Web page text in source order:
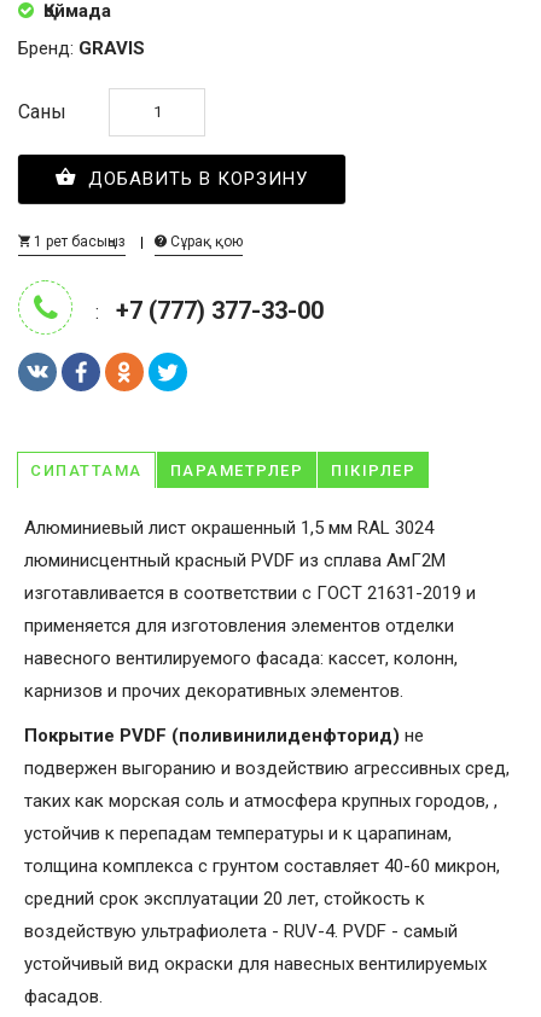
Қоймада
Бренд: GRAVIS
Саны
ДОБАВИТЬ В КОРЗИНУ
1 рет басыңыз Сұрақ қою
: +7 (777) 377-33-00
СИПАТТАМА ПАРАМЕТРЛЕР ПІКІРЛЕР
Алюминиевый лист окрашенный 1,5 мм RAL 3024
люминисцентный красный PVDF из сплава АмГ2М
изготавливается в соответствии с ГОСТ 21631-2019 и
применяется для изготовления элементов отделки
навесного вентилируемого фасада: кассет, колонн,
карнизов и прочих декоративных элементов.
Покрытие PVDF (поливинилиденфторид) не
подвержен выгоранию и воздействию агрессивных сред,
таких как морская соль и атмосфера крупных городов, ,
устойчив к перепадам температуры и к царапинам,
толщина комплекса с грунтом составляет 40-60 микрон,
средний срок эксплуатации 20 лет, стойкость к
воздействую ультрафиолета - RUV-4. PVDF - самый
устойчивый вид окраски для навесных вентилируемых
фасадов.